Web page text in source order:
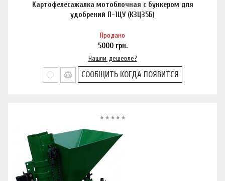
Картофелесажалка мотоблочная с бункером для
удобрений П-1ЦУ (К3Ц35Б)
Продано
5000грн.
Нашли дешевле?
СООБЩИТЬ КОГДА ПОЯВИТСЯ